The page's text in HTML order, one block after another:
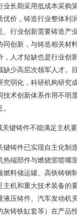
业长期采用低成本采购
优价，铸造行业整体利
。行业创新需要铸造产
同创新，与铸造相关材
，人才短缺也是行业创
缺少高层次领军人才。
究弱化，科研机构研究
技术创新体系作用不明
关键铸件不能满足主机
键铸件已实现自主化制
热端部件与燃烧室喷嘴
燃料储运罐、高铁铸钢
主机和重大技术装备的
液压铸件、汽车发动机
灰铸铁缸套等）在产品